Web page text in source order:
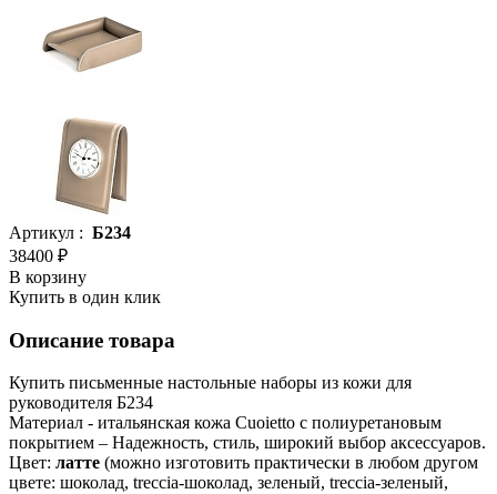
Артикул : Б234
38400 ₽
В корзину
Купить в один клик
Описание товара
Купить письменные настольные наборы из кожи для
руководителя Б234
Материал - итальянская кожа Cuoietto с полиуретановым
покрытием – Надежность, стиль, широкий выбор аксессуаров.
Цвет: латте (можно изготовить практически в любом другом
цвете: шоколад, treccia-шоколад, зеленый, treccia-зеленый,